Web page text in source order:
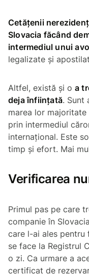
Cetățenii
Slovacia făcând
intermediul unui
legalizate și
Altfel, există și o a
deja înființată. Sunt
marea lor
prin intermediul
internațional. Este
timp și efort. Mai
Verificarea
Primul pas pe care
companie în
care l-ai ales pentru
se face la Registrul
o zi. Ca urmare a
certificat de